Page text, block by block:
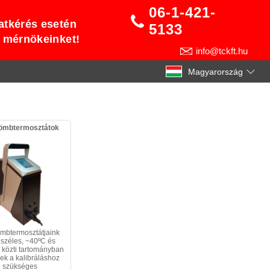
esetén
06-1-421-
5133
info@tckft.hu
Magyarország
−40ºC és
közti tartományban
a kalibráláshoz
szükséges